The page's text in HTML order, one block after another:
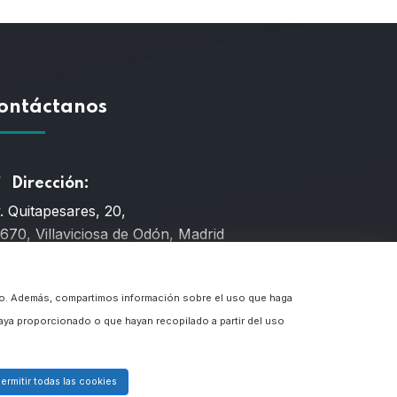
Dirección:
Quitapesares, 20,
Villaviciosa de Odón, Madrid
compartimos información sobre el uso que haga
proporcionado o que hayan recopilado a partir del uso
todas las cookies